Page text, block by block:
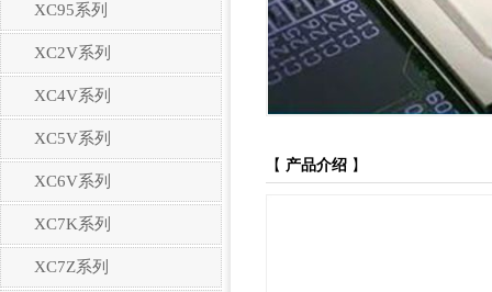
XC95系列
XC2V系列
XC4V系列
XC5V系列
XC6V系列
XC7K系列
XC7Z系列
【 产品介绍】